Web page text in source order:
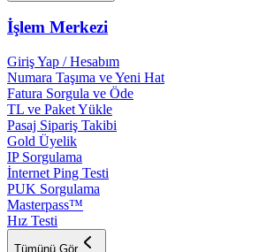
İşlem Merkezi
Giriş Yap / Hesabım
Numara Taşıma ve Yeni Hat
Fatura Sorgula ve Öde
TL ve Paket Yükle
Pasaj Sipariş Takibi
Gold Üyelik
IP Sorgulama
İnternet Ping Testi
PUK Sorgulama
Masterpass™
Hız Testi
Tümünü Gör